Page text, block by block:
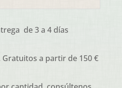
de 3 a 4 días
Gratuitos a partir de 150 €